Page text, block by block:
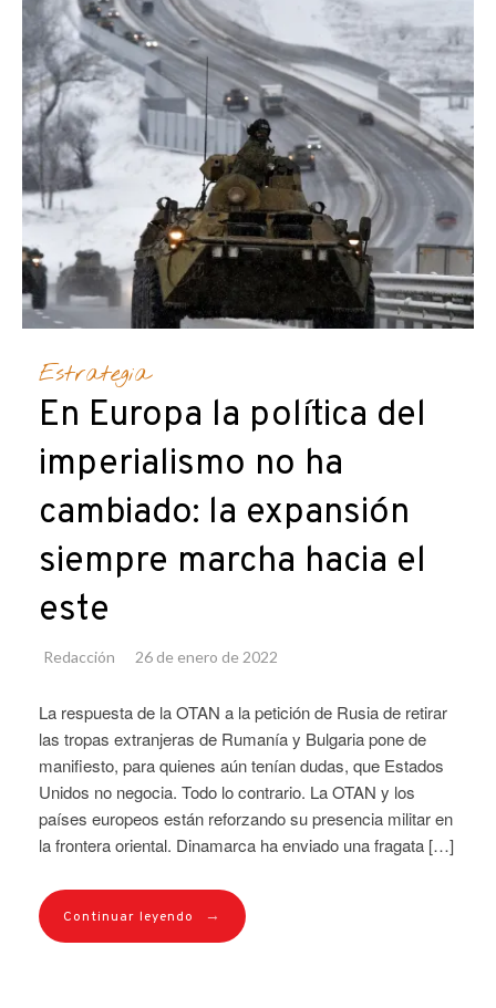
Estrategia
En Europa la política del
imperialismo no ha
cambiado: la expansión
siempre marcha hacia el
este
Redacción 26 de enero de 2022
La respuesta de la OTAN a la petición de Rusia de retirar
las tropas extranjeras de Rumanía y Bulgaria pone de
manifiesto, para quienes aún tenían dudas, que Estados
Unidos no negocia. Todo lo contrario. La OTAN y los
países europeos están reforzando su presencia militar en
la frontera oriental. Dinamarca ha enviado una fragata […]
Continuar leyendo →